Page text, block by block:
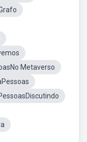
Metaverso